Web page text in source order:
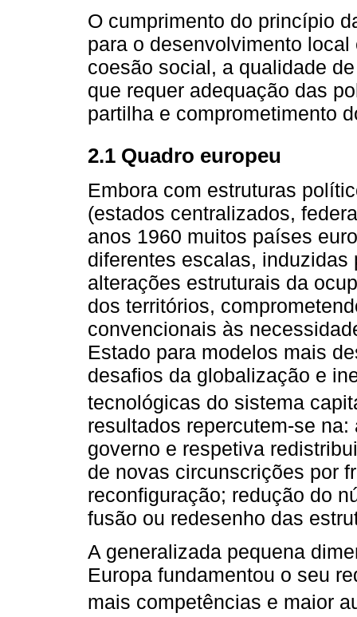
O cumprimento do princípio
para o desenvolvimento
coesão social, a qualidade
que requer adequação das
partilha e comprometimento
2.1 Quadro europeu
Embora com estruturas
(estados centralizados,
anos 1960 muitos países
diferentes escalas,
alterações estruturais da
dos territórios,
convencionais às
Estado para modelos mais
desafios da globalização e
tecnológicas do sistema
resultados repercutem-se
governo e respetiva
de novas circunscrições por
reconfiguração; redução do
fusão ou redesenho das
A generalizada pequena
Europa fundamentou o seu
mais competências e maior